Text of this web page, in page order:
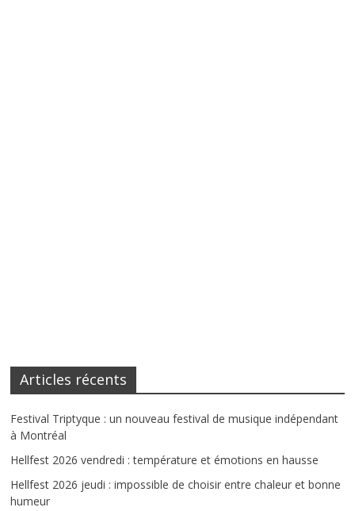
Articles récents
Festival Triptyque : un nouveau festival de musique indépendant
à Montréal
Hellfest 2026 vendredi : température et émotions en hausse
Hellfest 2026 jeudi : impossible de choisir entre chaleur et bonne
humeur